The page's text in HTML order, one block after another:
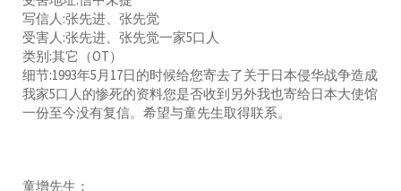
写信人:张先进、张先觉
受害人:张先进、张先觉一家5口人
类别:其它（OT）
细节:1993年5月17日的时候给您寄去了关于日本侵华战争造成
我家5口人的惨死的资料您是否收到另外我也寄给日本大使馆
一份至今没有复信。希望与童先生取得联系。
童增先生：